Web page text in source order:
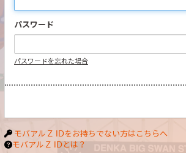
パスワード
パスワードを忘れた場合
モバアルＺ IDをお持ちでない方はこちらへ
モバアルＺ IDとは？